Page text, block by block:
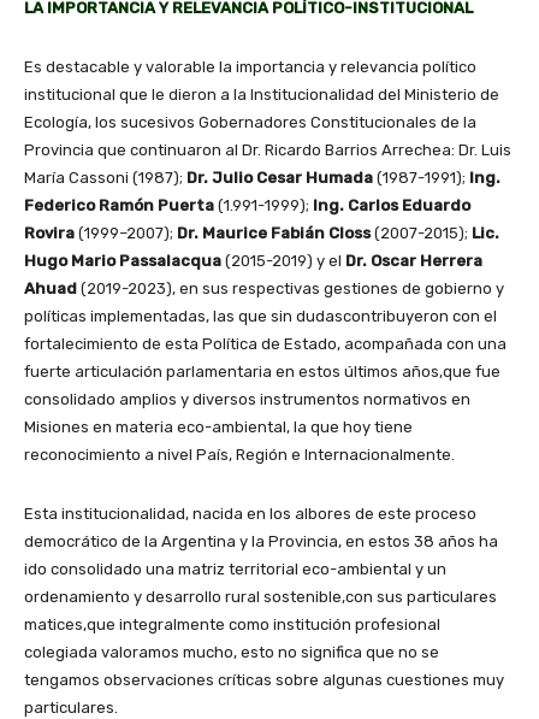
LA IMPORTANCIA Y RELEVANCIA POLÍTICO-INSTITUCIONAL
Es destacable y valorable la importancia y relevancia político
institucional que le dieron a la Institucionalidad del Ministerio de
Ecología, los sucesivos Gobernadores Constitucionales de la
Provincia que continuaron al Dr. Ricardo Barrios Arrechea: Dr. Luis
María Cassoni (1987); Dr. Julio Cesar Humada (1987-1991); Ing.
Federico Ramón Puerta (1.991-1999); Ing. Carlos Eduardo
Rovira (1999–2007); Dr. Maurice Fabián Closs(2007-2015); Lic.
Hugo Mario Passalacqua (2015-2019) y el Dr. Oscar Herrera
Ahuad (2019-2023), en sus respectivas gestiones de gobierno y
políticas implementadas, las que sin dudascontribuyeron con el
fortalecimiento de esta Política de Estado, acompañada con una
fuerte articulación parlamentaria en estos últimos años,que fue
consolidado amplios y diversos instrumentos normativos en
Misiones en materia eco-ambiental, la que hoy tiene
reconocimiento a nivel País, Región e Internacionalmente.
Esta institucionalidad, nacida en los albores de este proceso
democrático de la Argentina y la Provincia, en estos 38 años ha
ido consolidado una matriz territorial eco-ambiental y un
ordenamiento y desarrollo rural sostenible,con sus particulares
matices,que integralmente como institución profesional
colegiada valoramos mucho, esto no significa que no se
tengamos observaciones críticas sobre algunas cuestiones muy
particulares.